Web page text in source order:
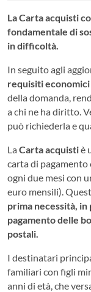
La Carta acquisti
fondamentale di
in difficoltà.
In seguito agli
requisiti economici
della domanda,
a chi ne ha diritto.
può richiederla e
La Carta acquistiè
carta di pagamento
ogni due mesi con
euro mensili).
prima necessità,
pagamento delle
postali.
I destinatari
familiari con figli
anni di età, che